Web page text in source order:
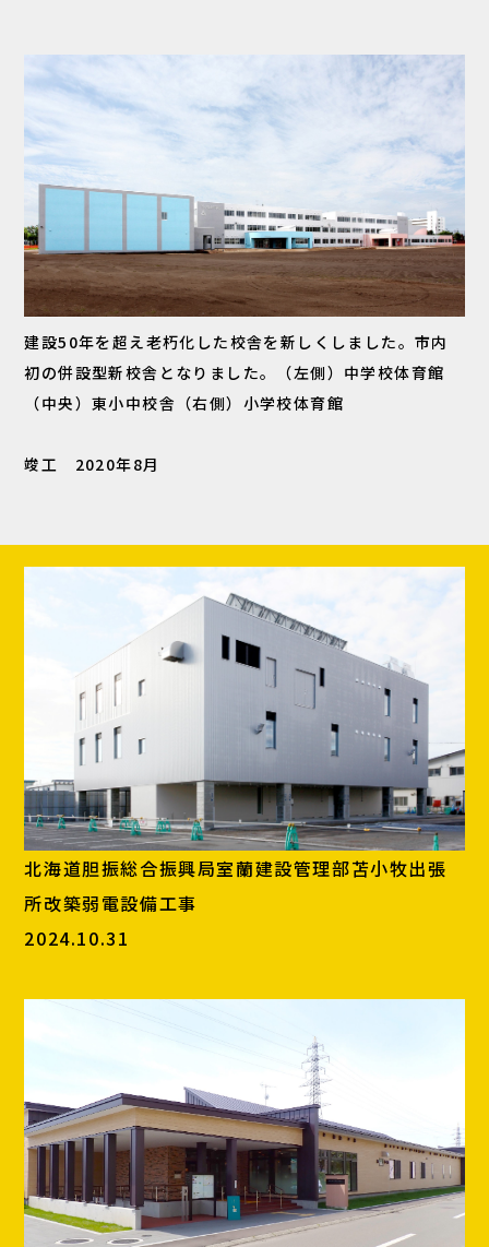
建設50年を超え老朽化した校舎を新しくしました。市内
初の併設型新校舎となりました。（左側）中学校体育館
（中央）東小中校舎（右側）小学校体育館
竣工 2020年8月
北海道胆振総合振興局室蘭建設管理部苫小牧出張
所改築弱電設備工事
2024.10.31